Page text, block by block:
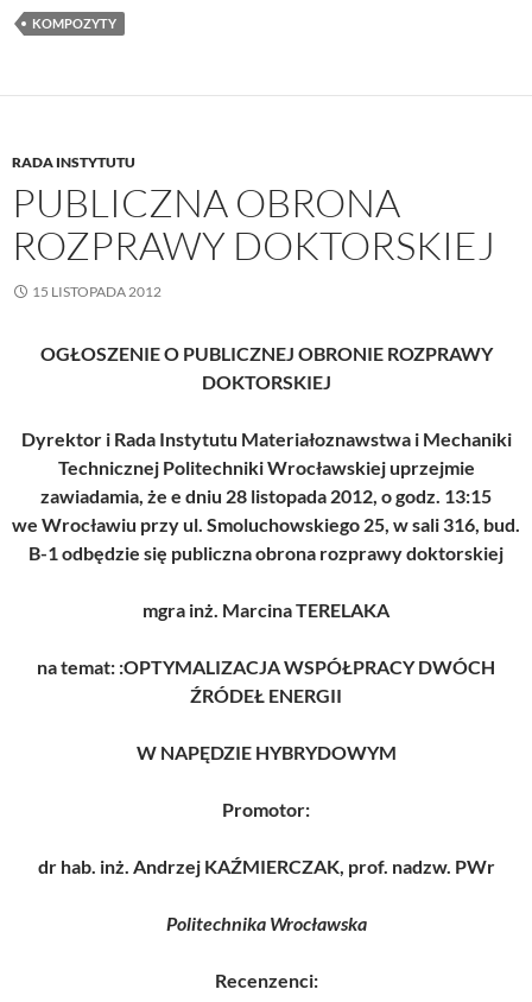
KOMPOZYTY
RADA INSTYTUTU
PUBLICZNA OBRONA
ROZPRAWY DOKTORSKIEJ
15 LISTOPADA 2012
OGŁOSZENIE O PUBLICZNEJ OBRONIE ROZPRAWY
DOKTORSKIEJ
Dyrektor i Rada Instytutu Materiałoznawstwa i Mechaniki
Technicznej Politechniki Wrocławskiej uprzejmie
zawiadamia, że e dniu 28 listopada 2012, o godz. 13:15
we Wrocławiu przy ul. Smoluchowskiego 25, w sali 316, bud.
B-1 odbędzie się publiczna obrona rozprawy doktorskiej
mgra inż. Marcina TERELAKA
na temat: :OPTYMALIZACJA WSPÓŁPRACY DWÓCH
ŹRÓDEŁ ENERGII
W NAPĘDZIE HYBRYDOWYM
Promotor:
dr hab. inż. Andrzej KAŹMIERCZAK, prof. nadzw. PWr
Politechnika Wrocławska
Recenzenci: